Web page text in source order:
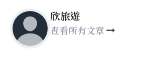
欣旅遊
查看所有文章